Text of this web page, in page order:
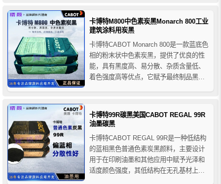
电炭黑更好的导电性能，用于其他导电炭
黑产品不能达到导电性能和橡胶性能指标
卡博特M800中色素炭黑Monarch 800工业
建筑涂料用炭黑
卡博特CABOT Monarch 800是一款蓝底色
相的粉末状中色素炭黑，提供了优良的性
能，具有黑度高、易分散、杂质含量低、
着色强度高等优点，它赋予最终制品黑
于需要出色黑度和蓝色底色的应用，主要
设计用于工业和建筑涂料领域以及油墨行
卡博特99R碳黑美国CABOT REGAL 99R
油墨碳黑
卡博特CABOT REGAL 99R是一种低结构
的蓝相黑色普通色素炭黑颜料，主要设计
用于在印刷油墨和其他应用中赋予光泽和
适度颜色强度，其低结构在无孔基材上印